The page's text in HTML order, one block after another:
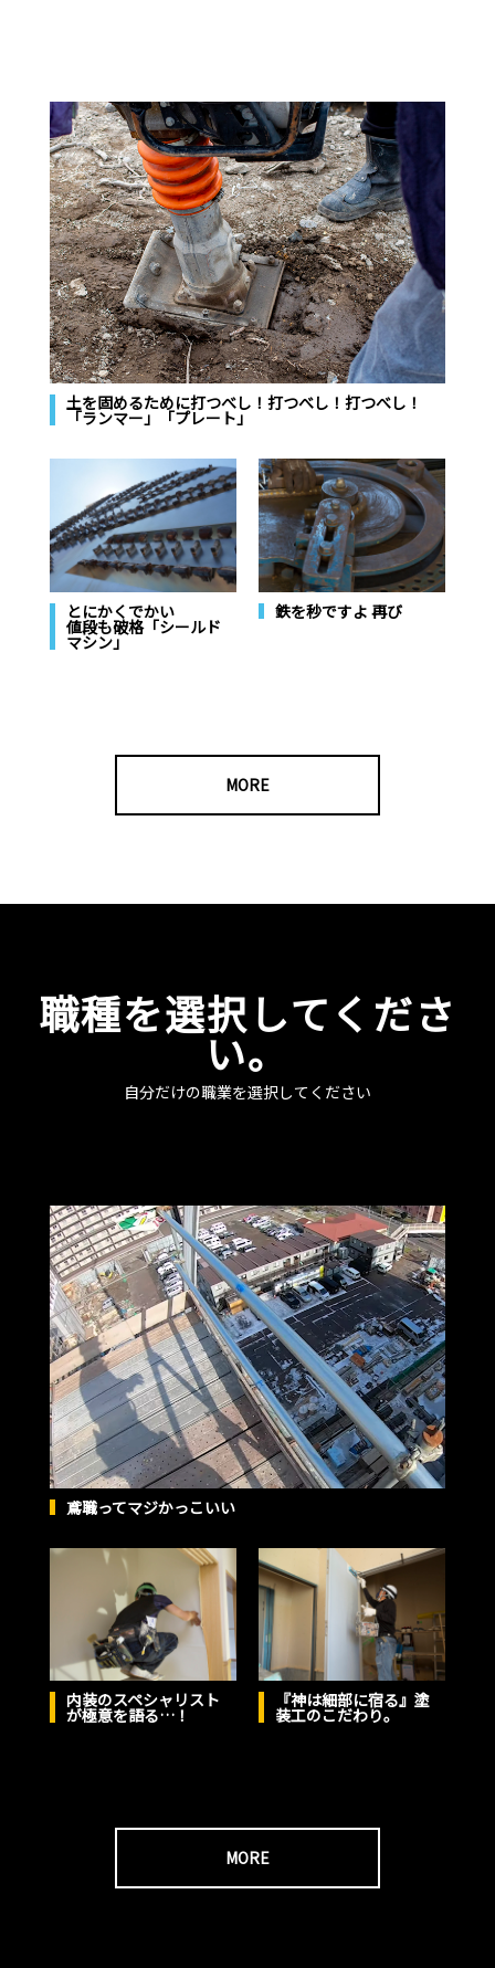
土を固めるために打つべし！打つべし！打つべし！
「ランマー」「プレート」
とにかくでかい
値段も破格「シールド
マシン」
鉄を秒ですよ 再び
MORE
職種を選択してくださ
い。
自分だけの職業を選択してください
鳶職ってマジかっこいい
内装のスペシャリスト
が極意を語る…！
『神は細部に宿る』塗
装工のこだわり。
MORE